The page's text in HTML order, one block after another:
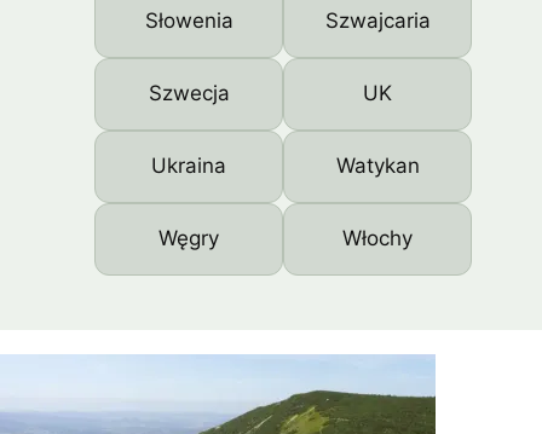
Słowenia Szwajcaria
Szwecja UK
Ukraina Watykan
Węgry Włochy